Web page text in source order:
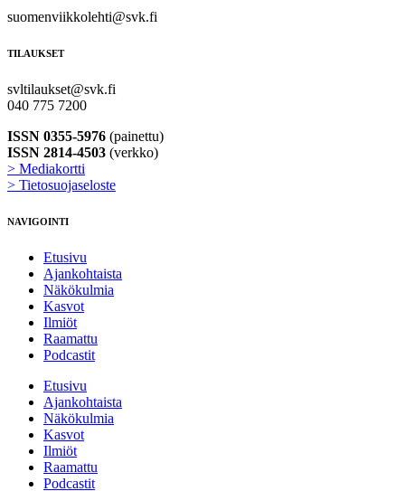
suomenviikkolehti@svk.fi
TILAUKSET
svltilaukset@svk.fi
040 775 7200
ISSN 0355-5976 (painettu)
ISSN 2814-4503 (verkko)
> Mediakortti
> Tietosuojaseloste
NAVIGOINTI
Etusivu
Ajankohtaista
Näkökulmia
Kasvot
Ilmiöt
Raamattu
Podcastit
Etusivu
Ajankohtaista
Näkökulmia
Kasvot
Ilmiöt
Raamattu
Podcastit